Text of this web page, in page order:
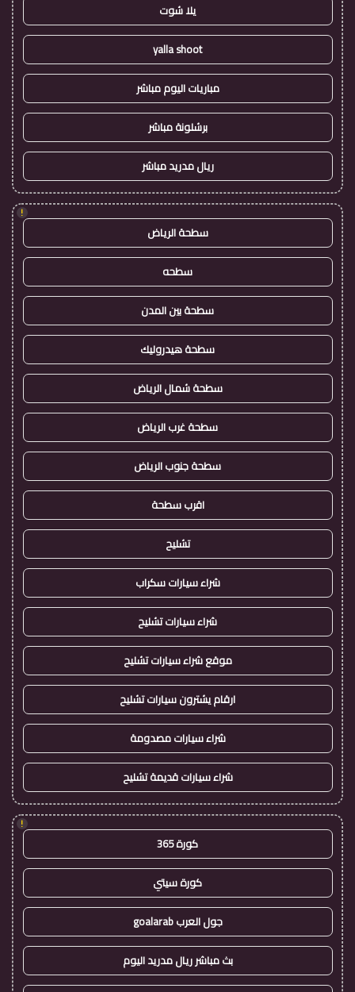
يلا شوت
yalla shoot
مباريات اليوم مباشر
برشلونة مباشر
ريال مدريد مباشر
!
سطحة الرياض
سطحه
سطحة بين المدن
سطحة هيدروليك
سطحة شمال الرياض
سطحة غرب الرياض
سطحة جنوب الرياض
اقرب سطحة
تشليح
شراء سيارات سكراب
شراء سيارات تشليح
موقع شراء سيارات تشليح
ارقام يشترون سيارات تشليح
شراء سيارات مصدومة
شراء سيارات قديمة تشليح
!
كورة 365
كورة سيتي
جول العرب goalarab
بث مباشر ريال مدريد اليوم